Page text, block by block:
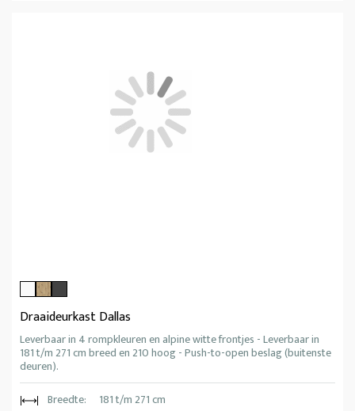
Draaideurkast Dallas
Leverbaar in 4 rompkleuren en alpine witte frontjes - Leverbaar in
181 t/m 271 cm breed en 210 hoog - Push-to-open beslag (buitenste
deuren).
Breedte:
181 t/m 271 cm